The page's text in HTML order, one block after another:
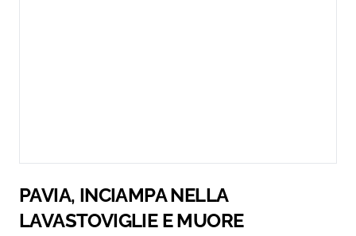
PAVIA, INCIAMPA NELLA
LAVASTOVIGLIE E MUORE